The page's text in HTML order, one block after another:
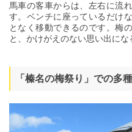
馬車の客車からは、左右に流
す。ベンチに座っているだけ
となく移動できるのです。梅
と、かけがえのない思い出にな
「榛名の梅祭り」での多